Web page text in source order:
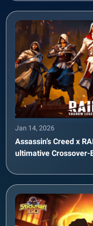
Jan 14, 2026
Assassin’s Creed x
ultimative Crossover-